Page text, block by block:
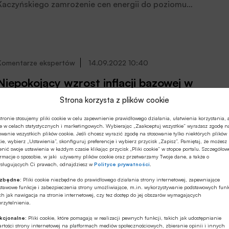
Strona korzysta z plików cookie
stosujemy pliki cookie w celu zapewnienie prawidłowego działania, ułatwienia korzystania, a
w celach statystycznych i marketingowych. Wybierając „Zaakceptuj wszystkie” wyrażasz zgodę
wszystkich plików cookie. Jeśli chcesz wyrazić zgodę na stosowanie tylko niektórych plików
wybierz „Ustawienia”, skonfiguruj preferencje i wybierz przycisk „Zapisz”. Pamiętaj, że możesz
swoje ustawienia w każdym czasie klikając przycisk „Pliki cookie” w stopce portalu.
o sposobie, w jaki używamy plików cookie oraz przetwarzamy Twoje dane, a także o
Ci prawach, odnajdziesz wPolityce prywatności
Pliki cookie niezbędne do prawidłowego działania strony internetowej, zapewniające
funkcje i zabezpieczenia strony umożliwiające, m.in. wykorzystywanie podstawowych
jak nawigacja na stronie internetowej, czy tez dostęp do jej obszarów wymagających
Pliki cookie, które pomagają w realizacji pewnych funkcji, takich jak udostępnianie
strony internetowej na platformach mediów społecznościowych, zbieranie opinii i innych
zamrożenie cen energii do poziomu
ekspertów 14.09.2022 10:40
wzrost inflacji bazowej w
dane o inflacji w USA za sierpień br. okazały się
od oczekiwań rynkowych, a szczególnie niepokoi
inflacji bazowej. Naszym zdaniem ten odczyt nie
jednakże na decyzje Fed-u odnośnie kolejnej
stóp na najbliższym posiedzeniu 21 września
Jamka, Chief Investment Officer, WealthSeed.
13.09.2022 09:31
banki są gotowe na przerwy w
prądu?